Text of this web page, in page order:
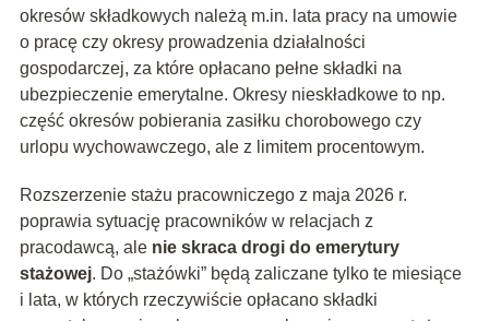
okresów składkowych należą m.in. lata pracy na umowie
o pracę czy okresy prowadzenia działalności
gospodarczej, za które opłacano pełne składki na
ubezpieczenie emerytalne. Okresy nieskładkowe to np.
część okresów pobierania zasiłku chorobowego czy
urlopu wychowawczego, ale z limitem procentowym.
Rozszerzenie stażu pracowniczego z maja 2026 r.
poprawia sytuację pracowników w relacjach z
pracodawcą, ale nie skraca drogi do emerytury
stażowej. Do „stażówki” będą zaliczane tylko te miesiące
i lata, w których rzeczywiście opłacano składki